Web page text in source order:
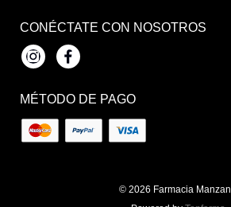
CONÉCTATE CON NOSOTROS
InstagramFacebook
MÉTODO DE PAGO
© 2026 Farmacia